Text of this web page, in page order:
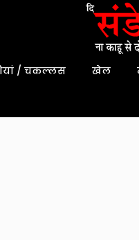
/ चकल्लस खेल